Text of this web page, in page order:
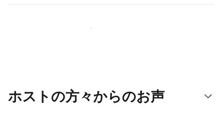
新しいユーザー層に今すぐアプローチする
ホストの方々からのお声